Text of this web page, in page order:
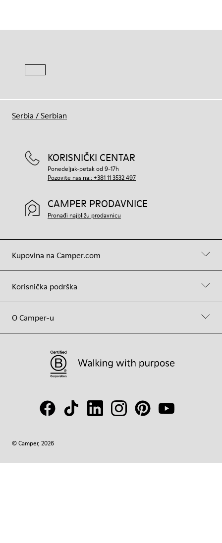
Kupovina na Camper.com
Korisnička podrška
O Camper-u
KORISNIČKI CENTAR
Ponedeljak-petak od 9-17h
Pozovite nas na:: +381 11 3532 497
CAMPER PRODAVNICE
Pronađi najbližu prodavnicu
© Camper, 2026
Serbia /Serbian